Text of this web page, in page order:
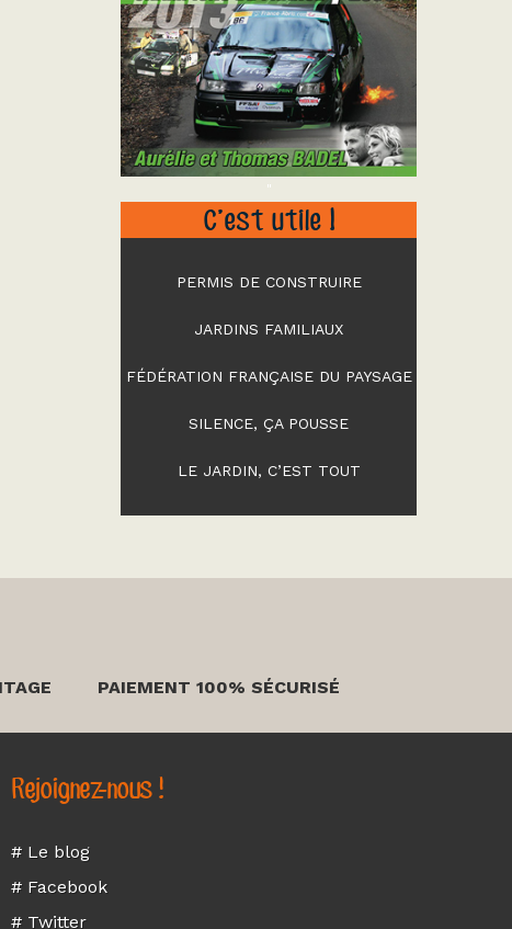
"
C’est utile !
PERMIS DE CONSTRUIRE
JARDINS FAMILIAUX
FÉDÉRATION FRANÇAISE DU PAYSAGE
SILENCE, ÇA POUSSE
LE JARDIN, C’EST TOUT
PAIEMENT 100% SÉCURISÉ
Rejoignez-nous !
# Le blog
# Facebook
# Twitter